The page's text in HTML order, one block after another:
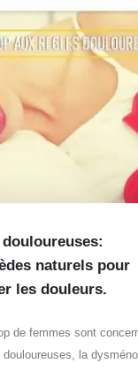
douloureuses:
naturels pour
les douleurs.
de femmes sont
douloureuses, la